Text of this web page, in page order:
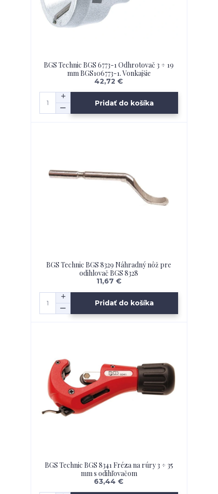
BGS Technic BGS 6773-1 Odhrotovač 3 ÷ 19
mm BGS106773-1. Vonkajšie
42,72 €
Pridať do košíka
BGS Technic BGS 8329 Náhradný nôž pre
odihlovač BGS 8328
11,67 €
Pridať do košíka
BGS Technic BGS 8341 Fréza na rúry 3 ÷ 35
mm s odihľovačom
63,44 €